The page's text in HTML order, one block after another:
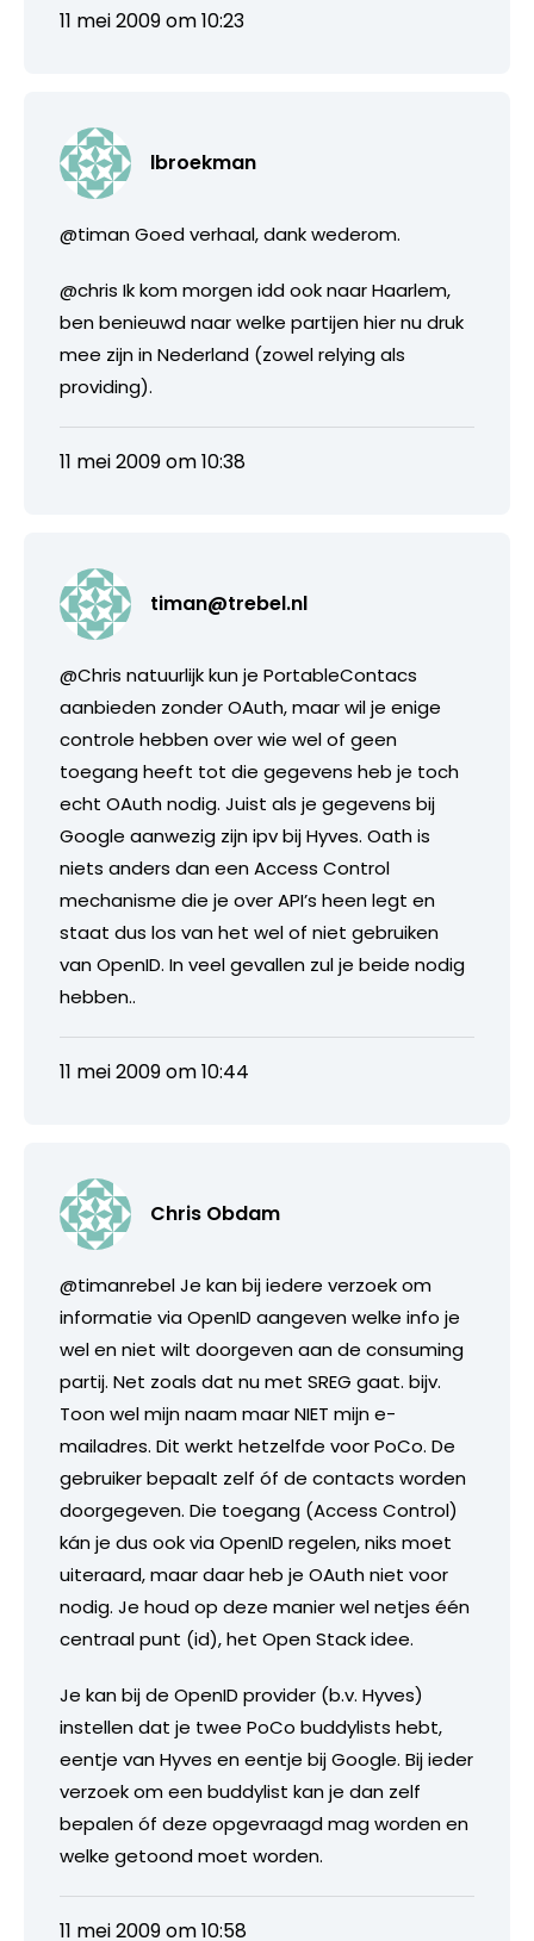
11 mei 2009 om 10:23
lbroekman
@timan Goed verhaal, dank wederom.
@chris Ik kom morgen idd ook naar Haarlem,
ben benieuwd naar welke partijen hier nu druk
mee zijn in Nederland (zowel relying als
providing).
11 mei 2009 om 10:38
timan@trebel.nl
@Chris natuurlijk kun je PortableContacs
aanbieden zonder OAuth, maar wil je enige
controle hebben over wie wel of geen
toegang heeft tot die gegevens heb je toch
echt OAuth nodig. Juist als je gegevens bij
Google aanwezig zijn ipv bij Hyves. Oath is
niets anders dan een Access Control
mechanisme die je over API’s heen legt en
staat dus los van het wel of niet gebruiken
van OpenID. In veel gevallen zul je beide nodig
hebben..
11 mei 2009 om 10:44
Chris Obdam
@timanrebel Je kan bij iedere verzoek om
informatie via OpenID aangeven welke info je
wel en niet wilt doorgeven aan de consuming
partij. Net zoals dat nu met SREG gaat. bijv.
Toon wel mijn naam maar NIET mijn e-
mailadres. Dit werkt hetzelfde voor PoCo. De
gebruiker bepaalt zelf óf de contacts worden
doorgegeven. Die toegang (Access Control)
kán je dus ook via OpenID regelen, niks moet
uiteraard, maar daar heb je OAuth niet voor
nodig. Je houd op deze manier wel netjes één
centraal punt (id), het Open Stack idee.
Je kan bij de OpenID provider (b.v. Hyves)
instellen dat je twee PoCo buddylists hebt,
eentje van Hyves en eentje bij Google. Bij ieder
verzoek om een buddylist kan je dan zelf
bepalen óf deze opgevraagd mag worden en
welke getoond moet worden.
11 mei 2009 om 10:58